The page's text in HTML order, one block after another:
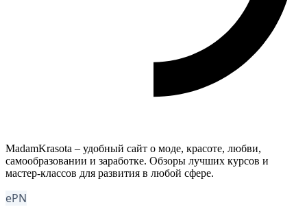
MadamKrasota – удобный сайт о моде, красоте, любви,
самообразовании и заработке. Обзоры лучших курсов и
мастер-классов для развития в любой сфере.
ePN